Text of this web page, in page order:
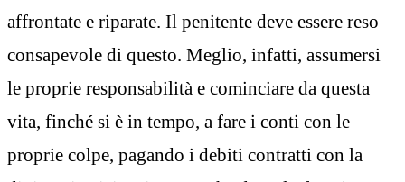
affrontate e riparate. Il penitente deve essere reso
consapevole di questo. Meglio, infatti, assumersi
le proprie responsabilità e cominciare da questa
vita, finché si è in tempo, a fare i conti con le
proprie colpe, pagando i debiti contratti con la